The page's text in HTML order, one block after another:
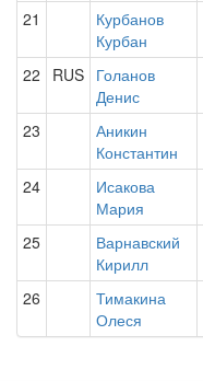
21
Курбанов
Курбан
22 RUS Голанов
Денис
23
Аникин
Константин
24
Исакова
Мария
25
Варнавский
Кирилл
26
Тимакина
Олеся